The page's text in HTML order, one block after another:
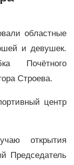
областные
и девушек.
Почётного
Строева.
центр
открытия
Председатель